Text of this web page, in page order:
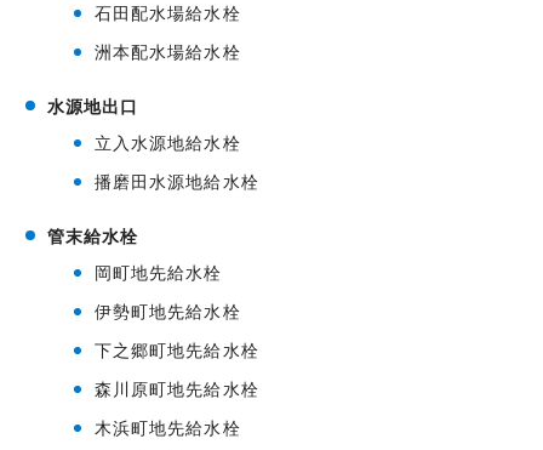
石田配水場給水栓
洲本配水場給水栓
水源地出口
立入水源地給水栓
播磨田水源地給水栓
管末給水栓
岡町地先給水栓
伊勢町地先給水栓
下之郷町地先給水栓
森川原町地先給水栓
木浜町地先給水栓